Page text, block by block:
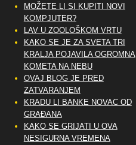
MOŽETE LI SI KUPITI NOVI
KOMPJUTER?
LAV U ZOOLOŠKOM VRTU
KAKO SE JE ZA SVETA TRI
KRALJA POJAVILA OGROMNA
KOMETA NA NEBU
OVAJ BLOG JE PRED
ZATVARANJEM
KRADU LI BANKE NOVAC OD
GRAĐANA
KAKO SE GRIJATI U OVA
NESIGURNA VREMENA